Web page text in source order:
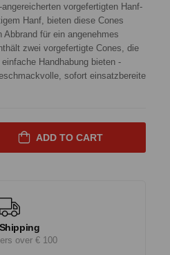
vorgefertigten Hanf-
Hanf, bieten diese Cones
für ein angenehmes
zwei vorgefertigte Cones, die
Handhabung bieten -
sofort einsatzbereite
ADD TO CART
over € 100